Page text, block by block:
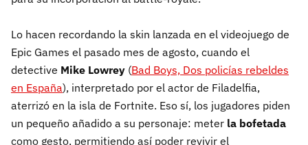
Lo hacen recordando la skin lanzada en el videojuego de
Epic Games el pasado mes de agosto, cuando el
detective Mike Lowrey (Bad Boys, Dos policías rebeldes
en España), interpretado por el actor de Filadelfia,
aterrizó en la isla de Fortnite. Eso sí, los jugadores piden
un pequeño añadido a su personaje: meter la bofetada
como gesto, permitiendo así poder revivir el